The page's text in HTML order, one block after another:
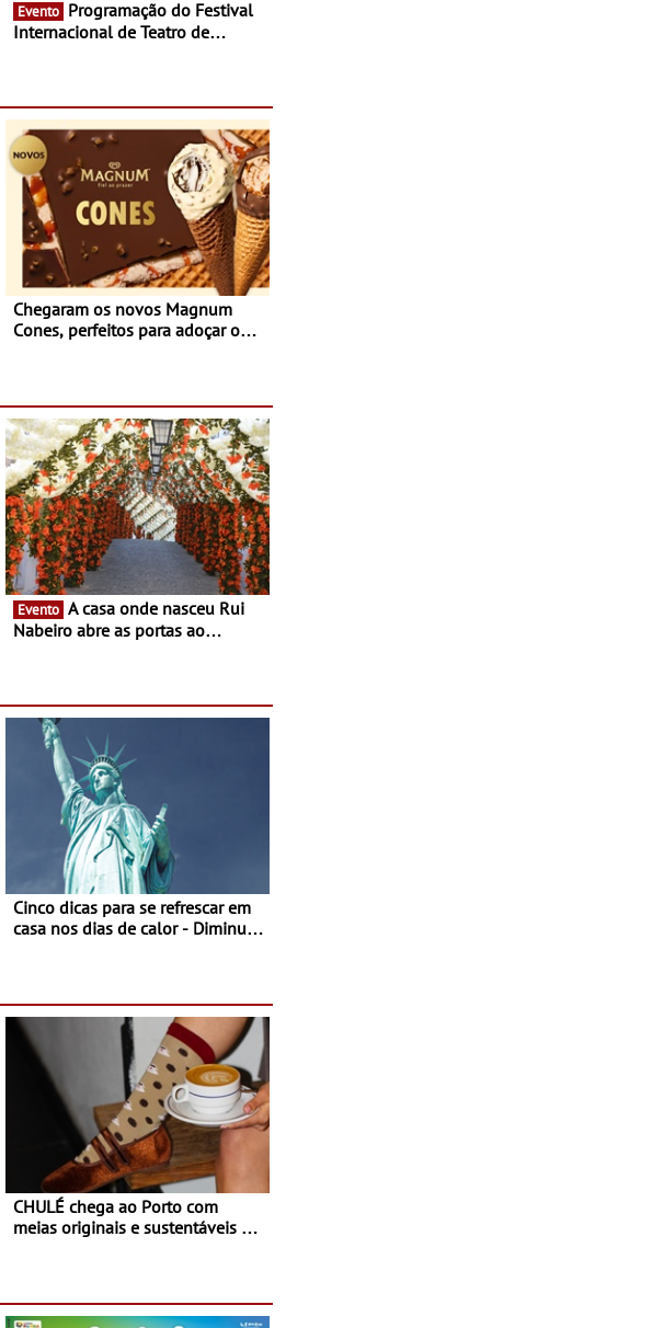
Evento
Internacional de Teatro de
Chegaram os novos Magnum
Cones, perfeitos para adoçar o
Evento
Nabeiro abre as portas ao
Cinco dicas para se refrescar em
casa nos dias de calor - Diminuir
CHULÉ chega ao Porto com
meias originais e sustentáveis - A